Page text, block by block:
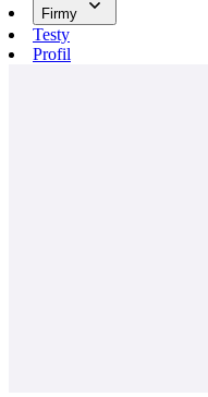
Firmy
Testy
Profil